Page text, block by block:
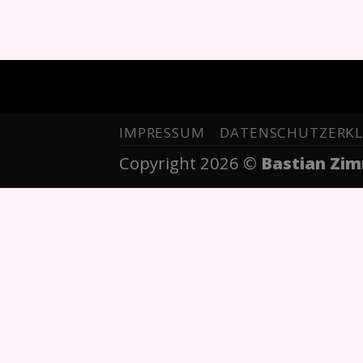
IMPRESSUM
Copyright 2026 © Bastian